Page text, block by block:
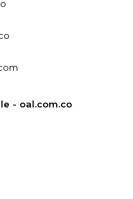
- oal.com.co